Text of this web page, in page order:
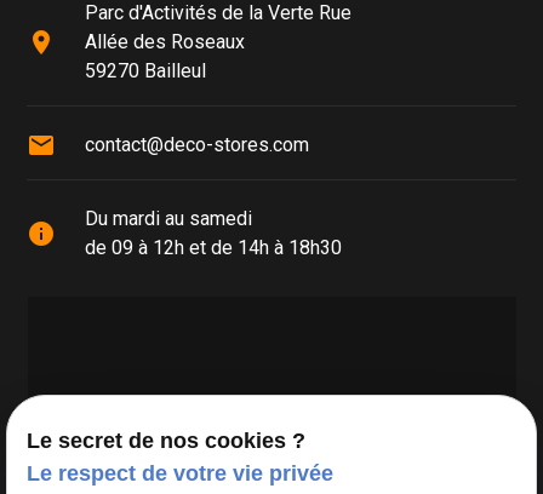
place
Parc d'Activités de la Verte Rue
Allée des Roseaux
59270 Bailleul
mail contact@deco-stores.com
info
Du mardi au samedi
de 09 à 12h et de 14h à 18h30
Google Maps Search API est désactivé.
Le secret de nos cookies ?
Le respect de votre vie privée